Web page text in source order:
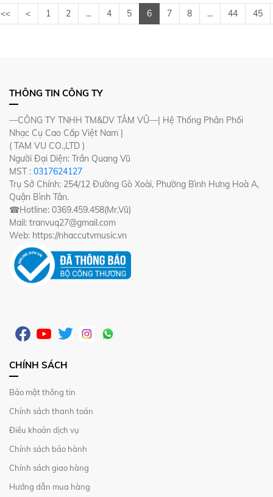
<< < 1 2 ... 4 5 6 7 8 ... 44 45
THÔNG TIN CÔNG TY
—CÔNG TY TNHH TM&DV TÂM VŨ—| Hệ Thống Phân Phối
Nhạc Cụ Cao Cấp Việt Nam |
( TAM VU CO.,LTD )
Người Đại Diện: Trần Quang Vũ
MST :0317624127
Trụ Sở Chính: 254/12 Đường Gò Xoài, Phường Bình Hưng Hoà A,
Quận Bình Tân.
☎Hotline: 0369.459.458(Mr.Vũ)
Mail: tranvuq27@gmail.com
Web: https://nhaccutvmusic.vn
CHÍNH SÁCH
Chính sách thanh toán
Chính sách giao hàng